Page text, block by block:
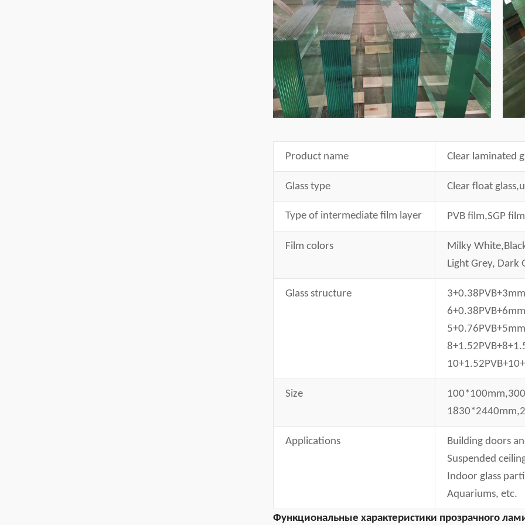
Product name Clear laminated
Glass type Clear float
Type of intermediate film layer PVB film,SGP
Film colors
Milky
Light Grey, Dark
Glass structure
Size
Applications Building doors
Suspended
ndoor glass
Aquariums, etc.
Функциональные характеристики прозрачного